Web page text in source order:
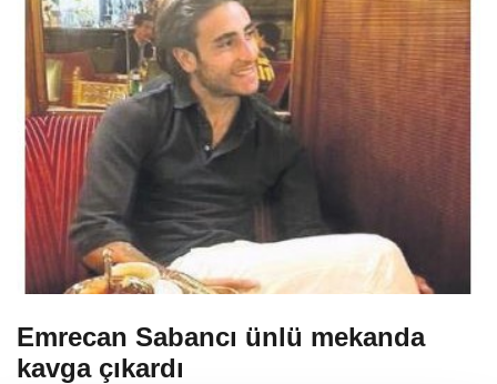
Emrecan Sabancı ünlü mekanda
kavga çıkardı